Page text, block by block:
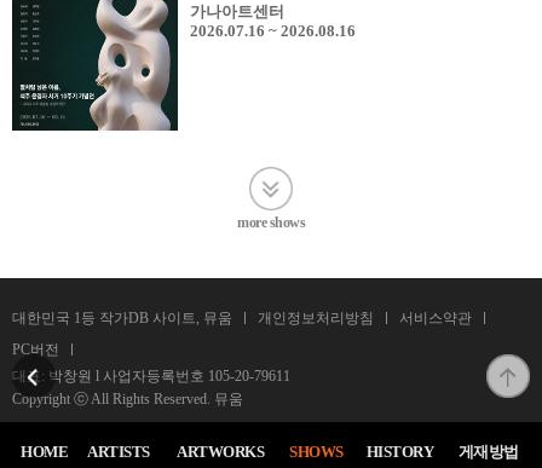
가나아트센터
2026.07.16 ~ 2026.08.16
more shows
대한민국 1등 작가DB 사이트, 뮤움 개인정보처리방침
서비스약관
PC버전
대표: 박창원 l 사업자등록번호 105-20-79611
Copyright ⓒ All Rights Reserved. 뮤움
HOME ARTISTS ARTWORKS SHOWS HISTORY 게재방법